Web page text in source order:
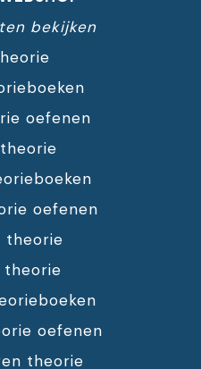
bekijken
oefenen
oefenen
theorie
oefenen
theorie